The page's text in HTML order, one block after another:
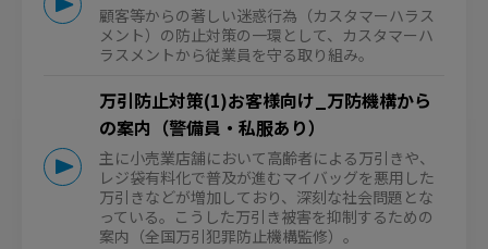
顧客等からの著しい迷惑行為（カスタマーハラス
メント）の防止対策の一環として、カスタマーハ
ラスメントから従業員を守る取り組み。
万引防止対策(1)お客様向け_万防機構から
の案内（警備員・私服あり）
主に小売業店舗において高齢者による万引きや、
レジ袋有料化で普及が進むマイバッグを悪用した
万引きなどが増加しており、深刻な社会問題とな
っている。こうした万引き被害を抑制するための
案内（全国万引犯罪防止機構監修）。